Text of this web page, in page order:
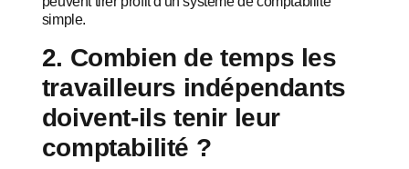
simple.
2. Combien de temps les
travailleurs indépendants
doivent-ils tenir leur
comptabilité ?